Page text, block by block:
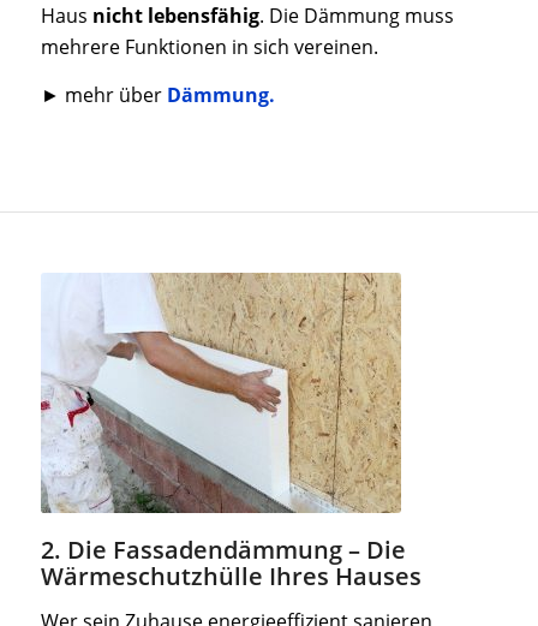
Haus nicht lebensfähig. Die Dämmung muss
mehrere Funktionen in sich vereinen.
► mehr über Dämmung.
2. Die Fassadendämmung – Die
Wärmeschutzhülle Ihres Hauses